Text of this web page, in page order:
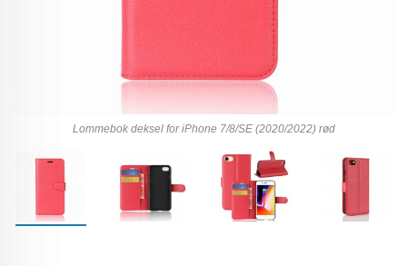
Lommebok deksel for iPhone 7/8/SE (2020/2022) rød